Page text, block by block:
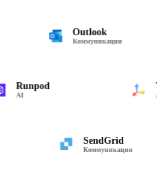
Outlook
Коммуникации
AI
SendGrid
Коммуникации